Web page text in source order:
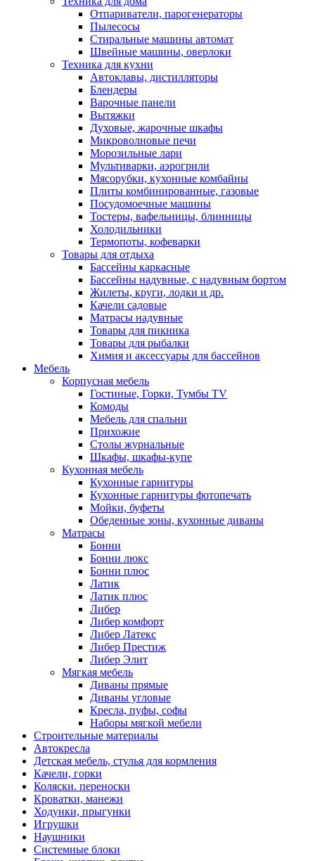
Отпариватели, парогенераторы
Пылесосы
Стиральные машины автомат
Швейные машины, оверлоки
Техника для кухни
Автоклавы, дистилляторы
Блендеры
Варочные панели
Вытяжки
Духовые, жарочные шкафы
Микроволновые печи
Морозильные лари
Мультиварки, аэрогрили
Мясорубки, кухонные комбайны
Плиты комбинированные, газовые
Посудомоечные машины
Тостеры, вафельницы, блинницы
Холодильники
Термопоты, кофеварки
Товары для отдыха
Бассейны каркасные
Бассейны надувные, с надувным бортом
Жилеты, круги, лодки и др.
Качели садовые
Матрасы надувные
Товары для пикника
Товары для рыбалки
Химия и аксессуары для бассейнов
Мебель
Корпусная мебель
Гостиные, Горки, Тумбы TV
Комоды
Мебель для спальни
Прихожие
Столы журнальные
Шкафы, шкафы-купе
Кухонная мебель
Кухонные гарнитуры
Кухонные гарнитуры фотопечать
Мойки, буфеты
Обеденные зоны, кухонные диваны
Матрасы
Бонни
Бонни люкс
Бонни плюс
Латик
Латик плюс
Либер
Либер комфорт
Либер Латекс
Либер Престиж
Либер Элит
Мягкая мебель
Диваны прямые
Диваны угловые
Кресла, пуфы, софы
Наборы мягкой мебели
Строительные материалы
Автокресла
Детская мебель, стулья для кормления
Качели, горки
Коляски. переноски
Кроватки, манежи
Ходунки, прыгунки
Игрушки
Наушники
Системные блоки